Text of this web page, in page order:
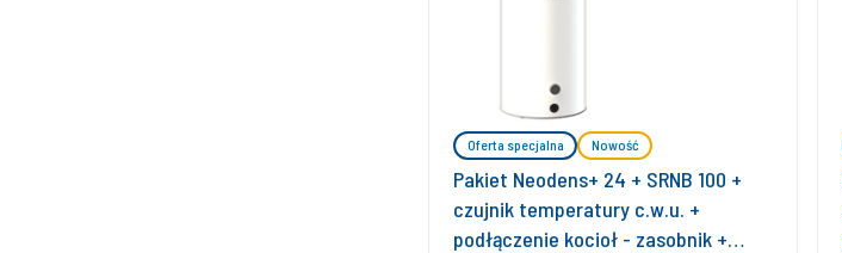
Oferta specjalna Nowość
Pakiet Neodens+ 24 + SRNB 100 +
czujnik temperatury c.w.u. +
podłączenie kocioł - zasobnik +